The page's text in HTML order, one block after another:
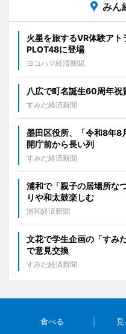
みん
火星を旅するVR体験ア
PLOT48に登場
ヨコハマ経済新聞
八広で町名誕生60周年
すみだ経済新聞
墨田区役所、「令和8年
開庁前から長い列
すみだ経済新聞
浦和で「親子の居場所な
りや和太鼓楽しむ
浦和経済新聞
文花で学生企画の「す
で意見交換
すみだ経済新聞
食べる